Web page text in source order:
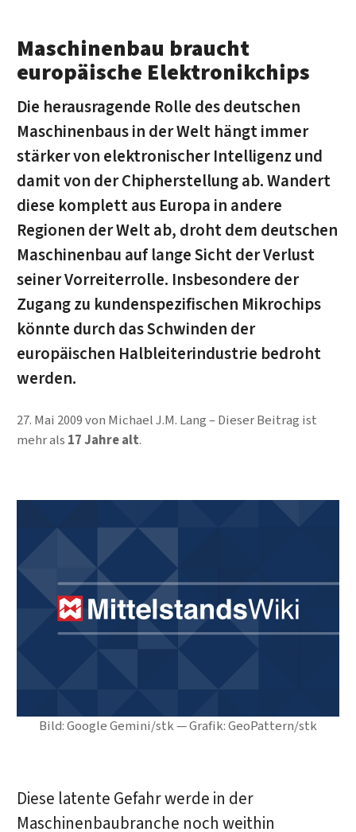
Bild: Google Gemini/stk — Grafik: GeoPattern/stk
Maschinenbau braucht
europäische Elektronikchips
Die herausragende Rolle des deutschen
Maschinenbaus in der Welt hängt immer
stärker von elektronischer Intelligenz und
damit von der Chipherstellung ab. Wandert
diese komplett aus Europa in andere
Regionen der Welt ab, droht dem deutschen
Maschinenbau auf lange Sicht der Verlust
seiner Vorreiterrolle. Insbesondere der
Zugang zu kundenspezifischen Mikrochips
könnte durch das Schwinden der
europäischen Halbleiterindustrie bedroht
werden.
27. Mai 2009von Michael J.M. Lang
Dieser Beitrag ist
mehr als 17 Jahre alt.
Diese latente Gefahr werde in der
Maschinenbaubranche noch weithin